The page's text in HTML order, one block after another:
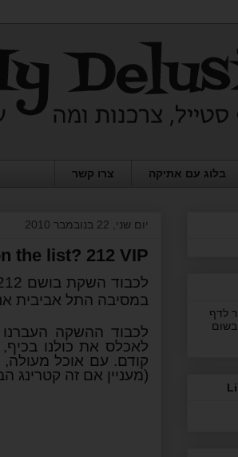
בלוג עם אתיקה צרו קשר
יום שני, 22 בנובמבר 2010
the list? 212 VIP
במסיבה התל אביבית אני
לכבוד ההשקה
לאכלס את כולנו
קודם. עם אוכל מעולה,
(מעניין אם זה קטרינג
לדף